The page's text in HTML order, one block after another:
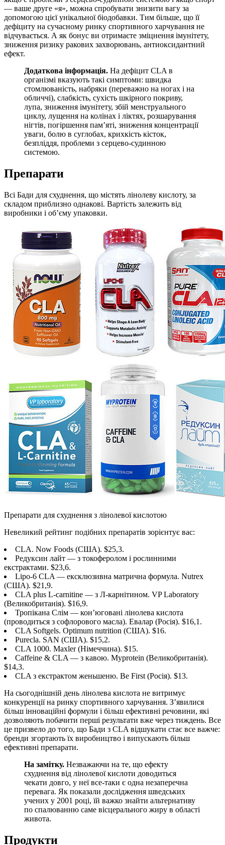
— ваше друге «я», можна спробувати знизити вагу за
допомогою цієї унікальної біодобавки. Тим більше, що її
дефіциту на сучасному ринку спортивного харчування не
відчувається. А як бонус ви отримаєте зміцнення імунітету,
зниження ризику ракових захворювань, антиоксидантний
ефект.
Додаткова інформація. На дефіцит CLA в
організмі вказують такі симптоми: швидка
стомлюваність, набряки (переважно на ногах і на
обличчі), слабкість, сухість шкірного покриву,
лупа, зниження імунітету, збій менструального
циклу, лущення на колінах і ліктях, розшарування
нігтів, погіршення пам’яті, зниження концентрації
уваги, болю в суглобах, крихкість кісток,
безпліддя, проблеми з серцево-судинною
системою.
Препарати
Всі Бади для схуднення, що містять лінолеву кислоту, за
складом приблизно однакові. Вартість залежить від
виробники і об’єму упаковки.
Препарати для схуднення з лінолевої кислотою
Невеликий рейтинг подібних препаратів зорієнтує вас:
CLA. Now Foods (США). $25,3.
Редуксин лайт — з токоферолом і рослинними
екстрактами. $23,6.
Lipo-6 CLA — ексклюзивна матрична формула. Nutrex
(США). $21,9.
CLA plus L-carnitine — з Л-карнітином. VP Laboratory
(Великобританія). $16,9.
Тропікана Слім — кон’юговані лінолева кислота
(проводиться з софлорового масла). Евалар (Росія). $16,1.
CLA Softgels. Optimum nutrition (США). $16.
Purecla. SAN (США). $15,2.
CLA 1000. Maxler (Німеччина). $15.
Caffeine & CLA — з кавою. Myprotein (Великобританія).
$14,3.
CLA з екстрактом женьшеню. Be First (Росія). $13.
На сьогоднішній день лінолева кислота не витримує
конкуренції на ринку спортивного харчування. З’явилися
більш інноваційні формули і більш ефективні речовини, які
дозволяють побачити перші результати вже через тиждень. Все
це призвело до того, що Бади з CLA відшукати стає все важче:
бренди згортають їх виробництво і випускають більш
ефективні препарати.
На замітку. Незважаючи на те, що ефекту
схуднення від лінолевої кислоти доводиться
чекати довго, у неї все-таки є одна незаперечна
перевага. Як показали дослідження шведських
учених у 2001 році, їй важко знайти альтернативу
по спалюванню саме вісцерального жиру в області
живота.
Продукти